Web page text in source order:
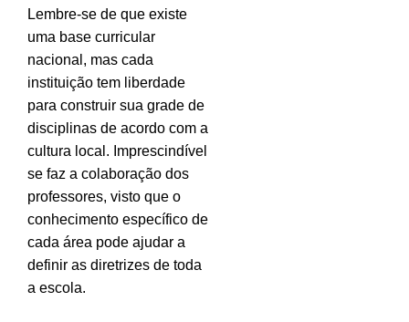
Lembre-se de que existe
uma base curricular
nacional, mas cada
instituição tem liberdade
para construir sua grade de
disciplinas de acordo com a
cultura local. Imprescindível
se faz a colaboração dos
professores, visto que o
conhecimento específico de
cada área pode ajudar a
definir as diretrizes de toda
a escola.